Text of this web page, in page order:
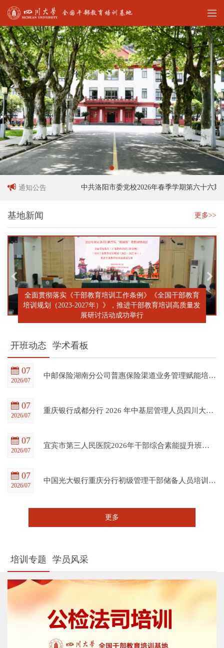
通知公告
招聘启事 中共洛阳市委党校2026年春季学期第六十六期中
基地新闻 更多>>
全面贯彻落实《干部教育培训工作条例》《全国干部教育
培训规划（2023-2027年）》，推进干部教育培训高质量发
展研讨活动成功举行
开班动态 学术看板
07
2026/07
中邮保险湖南分公司普惠保险渠道业务管理赋能培训班在四川大学全国干部教育培训基地顺利开班
07
2026/07
重庆银行成都分行 2026 年中基层管理人员四川大学培训项目（第一期）在四川大学全国干部教育培训基地顺利开班
07
2026/07
宜宾市第三人民医院2026年干部综合素能提升班在四川大学全国干部教育培训基地顺利开班
07
2026/07
中国光大银行重庆分行初级管理干部储备人员培训班在四川大学全国干部教育培训基地顺利开班
更多
培训专题 学员风采